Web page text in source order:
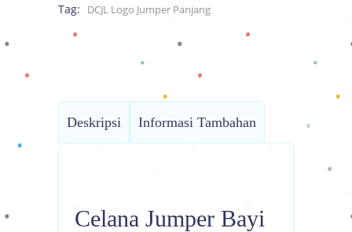
Tag: DCJL Logo Jumper Panjang
Deskripsi Informasi Tambahan
Celana Jumper Bayi